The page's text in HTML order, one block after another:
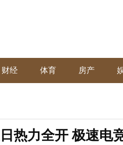
财经 体育 房产
日热力全开 极速电